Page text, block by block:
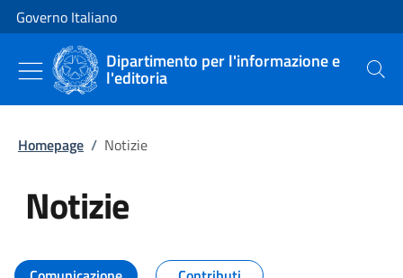
Vai al contenuto
Vai alla navigazione del sito
Governo Italiano
Dipartimento per l'informazione e
l'editoria Cerca
Homepage / Notizie
Notizie